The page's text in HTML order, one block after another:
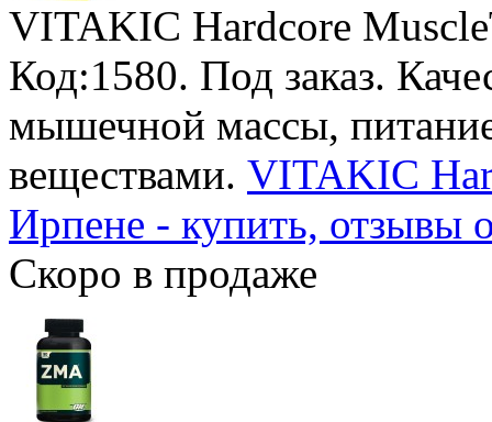
VITAKIC Hardcore
Код:1580. Под заказ.
мышечной массы,
веществами. VITAKIC
Ирпене - купить, отзывы
Скоро в продаже